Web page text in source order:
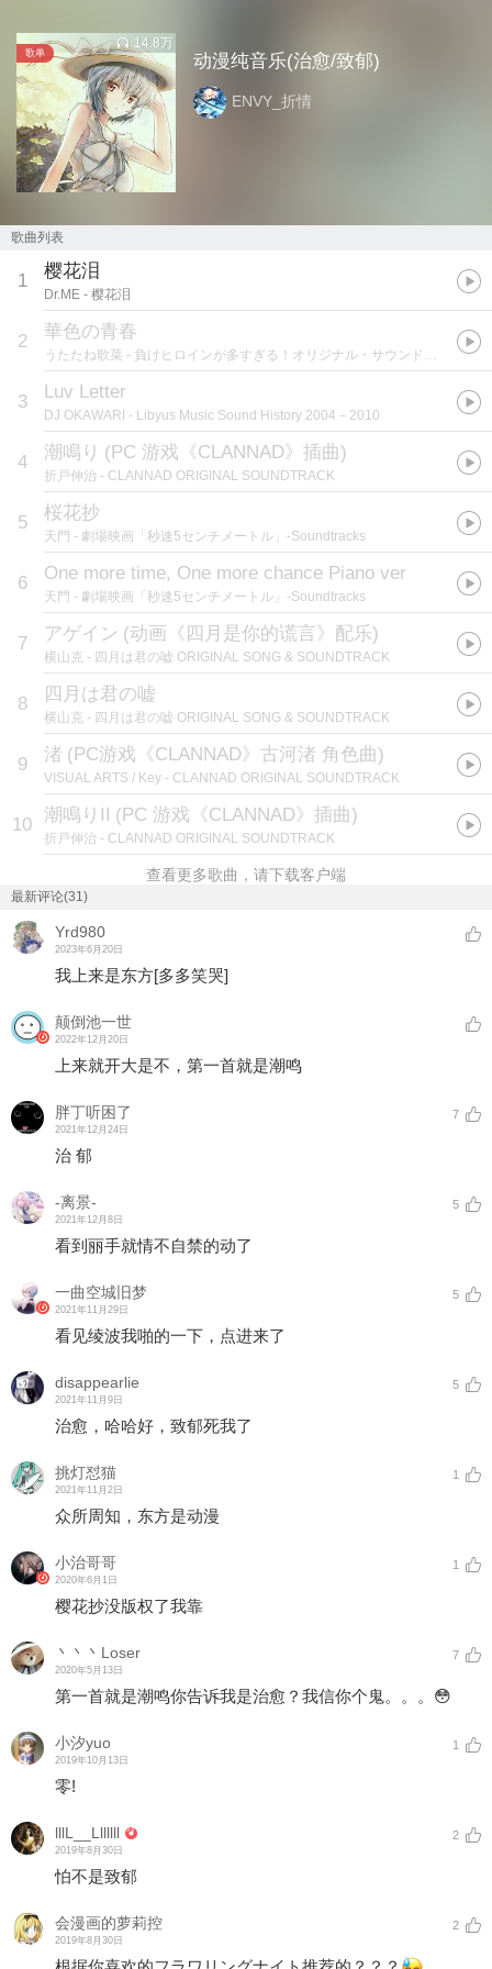
歌单
14.8万
动漫纯音乐(治愈/致郁)
ENVY_折情
歌曲列表
1 樱花泪
Dr.ME - 樱花泪
2 華色の青春
うたたね歌菜 - 負けヒロインが多すぎる！オリジナル・サウンドトラック VOL.1
3 Luv Letter
DJ OKAWARI - Libyus Music Sound History 2004－2010
4 潮鳴り (PC 游戏《CLANNAD》插曲)
折戸伸治 - CLANNAD ORIGINAL SOUNDTRACK
5 桜花抄
天門 - 劇場映画「秒速5センチメートル」-Soundtracks
6 One more time, One more chance Piano ver
天門 - 劇場映画「秒速5センチメートル」-Soundtracks
7 アゲイン (动画《四月是你的谎言》配乐)
横山克 - 四月は君の嘘 ORIGINAL SONG & SOUNDTRACK
8 四月は君の嘘
横山克 - 四月は君の嘘 ORIGINAL SONG & SOUNDTRACK
9 渚 (PC游戏《CLANNAD》古河渚 角色曲)
VISUAL ARTS / Key - CLANNAD ORIGINAL SOUNDTRACK
10 潮鳴りII (PC 游戏《CLANNAD》插曲)
折戸伸治 - CLANNAD ORIGINAL SOUNDTRACK
查看更多歌曲，请下载客户端
最新评论(31)
Yrd980
2023年6月20日
我上来是东方[多多笑哭]
颠倒池一世
2022年12月20日
上来就开大是不，第一首就是潮鸣
胖丁听困了
2021年12月24日
7
治 郁
-离景-
2021年12月8日
5
看到丽手就情不自禁的动了
一曲空城旧梦
2021年11月29日
5
看见绫波我啪的一下，点进来了
disappearlie
2021年11月9日
5
治愈，哈哈好，致郁死我了
挑灯怼猫
2021年11月2日
1
众所周知，东方是动漫
小治哥哥
2020年6月1日
1
樱花抄没版权了我靠
丶丶丶Loser
2020年5月13日
7
第一首就是潮鸣你告诉我是治愈？我信你个鬼。。。😳
小汐yuo
2019年10月13日
1
零!
lllL__Lllllll
2019年8月30日
2
怕不是致郁
会漫画的萝莉控
2019年8月30日
2